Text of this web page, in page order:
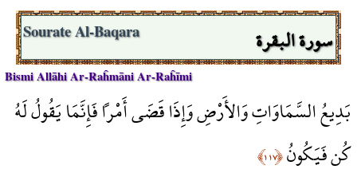
سورة البقرة Sourate Al-Baqara
Bismi Allāhi Ar-Raĥmāni Ar-Raĥīmi
بَدِيعُ السَّمَاوَاتِ وَالأَرْضِ وَإِذَا قَضَى أَمْراً فَإِنَّمَا يَقُولُ لَهُ
كُن فَيَكُونُ﴿١١٧﴾